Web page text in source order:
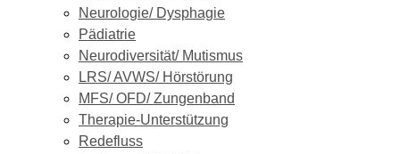
Neurologie/ Dysphagie
Pädiatrie
Neurodiversität/ Mutismus
LRS/ AVWS/ Hörstörung
MFS/ OFD/ Zungenband
Therapie-Unterstützung
Redefluss